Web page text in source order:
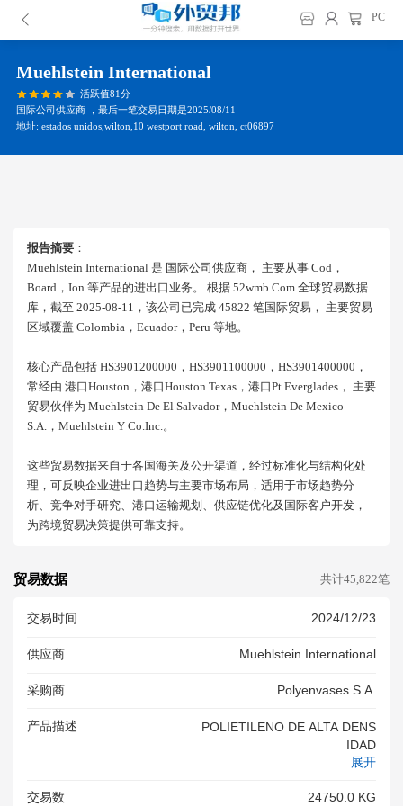
PC
Muehlstein International
活跃值81分
国际公司供应商 ，最后一笔交易日期是2025/08/11
地址: estados unidos,wilton,10 westport road, wilton, ct06897
报告摘要 ：
Muehlstein International 是 国际公司供应商， 主要从事 Cod，
Board，ion 等产品的进出口业务。 根据 52wmb.com 全球贸易数据
库，截至 2025-08-11，该公司已完成 45822 笔国际贸易， 主要贸易
区域覆盖 Colombia，ecuador，peru 等地。
核心产品包括 HS3901200000，HS3901100000，HS3901400000，
常经由 港口houston，港口houston Texas，港口pt Everglades， 主要
贸易伙伴为 Muehlstein De El Salvador，muehlstein De Mexico
S.a.，muehlstein Y Co.inc.。
这些贸易数据来自于各国海关及公开渠道，经过标准化与结构化处
理，可反映企业进出口趋势与主要市场布局，适用于市场趋势分
析、竞争对手研究、港口运输规划、供应链优化及国际客户开发，
为跨境贸易决策提供可靠支持。
贸易数据 共计45,822笔
交易时间 2024/12/23
供应商 Muehlstein International
采购商 Polyenvases S.a.
产品描述
POLIETILENO DE ALTA DENS
IDAD
展开
交易数 24750.0 KG